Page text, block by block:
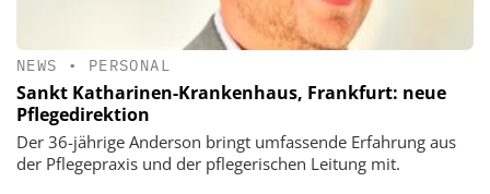
NEWS • PERSONAL
Sankt Katharinen-Krankenhaus, Frankfurt: neue
Pflegedirektion
Der 36-jährige Anderson bringt umfassende Erfahrung aus
der Pflegepraxis und der pflegerischen Leitung mit.